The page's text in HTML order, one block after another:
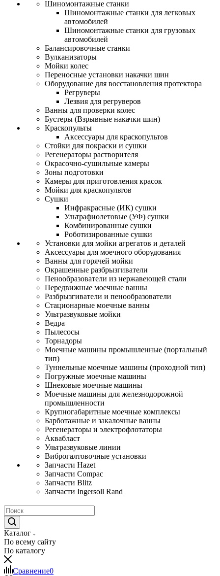
Шиномонтажные станки
Шиномонтажные станки для легковых
автомобилей
Шиномонтажные станки для грузовых
автомобилей
Балансировочные станки
Вулканизаторы
Мойки колес
Переносные установки накачки шин
Оборудование для восстановления протектора
Регруверы
Лезвия для регруверов
Ванны для проверки колес
Бустеры (Взрывные накачки шин)
Краскопульты
Аксессуары для краскопультов
Стойки для покраски и сушки
Регенераторы растворителя
Окрасочно-сушильные камеры
Зоны подготовки
Камеры для приготовления красок
Мойки для краскопультов
Сушки
Инфракрасные (ИК) сушки
Ультрафиолетовые (УФ) сушки
Комбинированные сушки
Роботизированные сушки
Установки для мойки агрегатов и деталей
Аксессуары для моечного оборудования
Ванны для горячей мойки
Окрашенные разбрызгиватели
Пенообразователи из нержавеющей стали
Передвижные моечные ванны
Разбрызгиватели и пенообразователи
Стационарные моечные ванны
Ультразвуковые мойки
Ведра
Пылесосы
Торнадоры
Моечные машины промышленные (портальный
тип)
Туннельные моечные машины (проходной тип)
Погружные моечные машины
Шнековые моечные машины
Моечные машины для железнодорожной
промышленности
Крупногабаритные моечные комплексы
Барботажные и закалочные ванны
Регенераторы и электрофлотаторы
Аквабласт
Ультразвуковые линии
Виброгалтовочные установки
Запчасти Hazet
Запчасти Compac
Запчасти Blitz
Запчасти Ingersoll Rand
Каталог
По всему сайту
По каталогу
Сравнение0